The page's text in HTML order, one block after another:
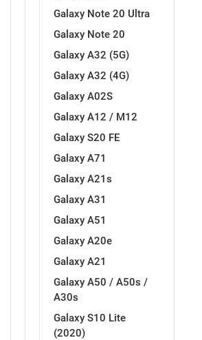
Galaxy Note 20 Ultra
Galaxy Note 20
Galaxy A32 (5G)
Galaxy A32 (4G)
Galaxy A02S
Galaxy A12 / M12
Galaxy S20 FE
Galaxy A71
Galaxy A21s
Galaxy A31
Galaxy A51
Galaxy A20e
Galaxy A21
Galaxy A50 / A50s /
A30s
Galaxy S10 Lite
(2020)
Crtani filmovi
Obiteljski motivi